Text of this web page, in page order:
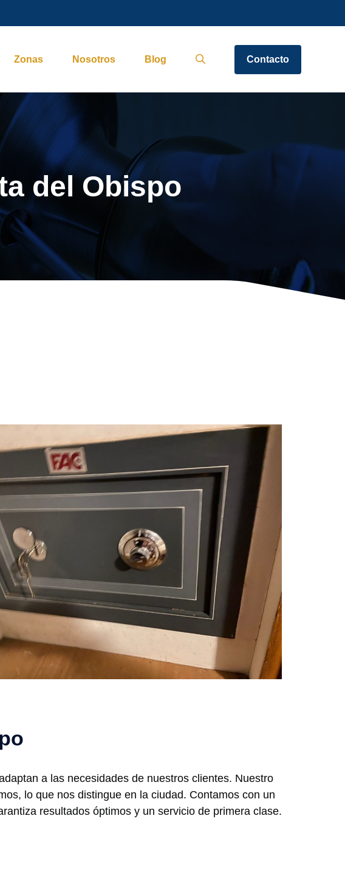
Zonas Nosotros Blog Contacto
del Obispo
a las necesidades de nuestros clientes. Nuestro
lo que nos distingue en la ciudad. Contamos con un
resultados óptimos y un servicio de primera clase.